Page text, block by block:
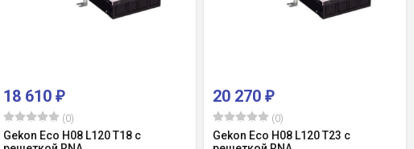
18 610 ₽
(0)
Gekon Eco H08 L120 T18 с
20 270₽
(0)
Gekon Eco H08 L120 T23 с